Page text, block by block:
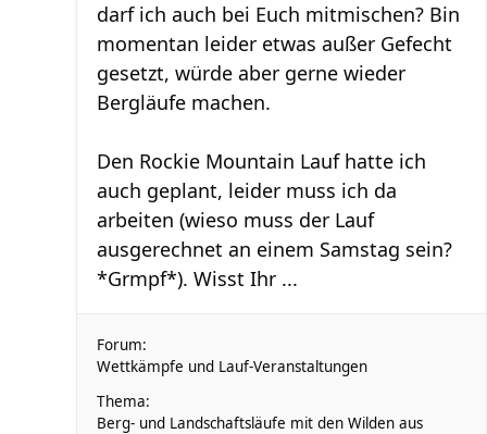
darf ich auch bei Euch mitmischen? Bin
momentan leider etwas außer Gefecht
gesetzt, würde aber gerne wieder
Bergläufe machen.
Den Rockie Mountain Lauf hatte ich
auch geplant, leider muss ich da
arbeiten (wieso muss der Lauf
ausgerechnet an einem Samstag sein?
*Grmpf*). Wisst Ihr ...
Forum:
Wettkämpfe und Lauf-Veranstaltungen
Thema:
Berg- und Landschaftsläufe mit den Wilden aus